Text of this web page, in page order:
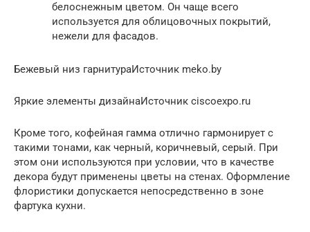
белоснежным цветом. Он чаще всего
используется для облицовочных покрытий,
нежели для фасадов.
Бежевый низ гарнитураИсточник meko.by
Яркие элементы дизайнаИсточник ciscoexpo.ru
Кроме того, кофейная гамма отлично гармонирует с
такими тонами, как черный, коричневый, серый. При
этом они используются при условии, что в качестве
декора будут применены цветы на стенах. Оформление
флористики допускается непосредственно в зоне
фартука кухни.